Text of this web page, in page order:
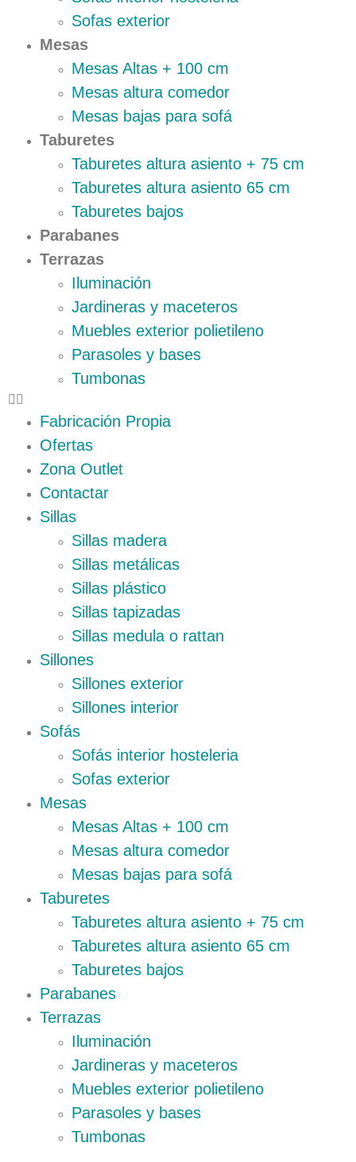
Sofas exterior
Mesas
Mesas Altas + 100 cm
Mesas altura comedor
Mesas bajas para sofá
Taburetes
Taburetes altura asiento + 75 cm
Taburetes altura asiento 65 cm
Taburetes bajos
Parabanes
Terrazas
Iluminación
Jardineras y maceteros
Muebles exterior polietileno
Parasoles y bases
Tumbonas
Fabricación Propia
Ofertas
Zona Outlet
Contactar
Sillas
Sillas madera
Sillas metálicas
Sillas plástico
Sillas tapizadas
Sillas medula o rattan
Sillones
Sillones exterior
Sillones interior
Sofás
Sofás interior hosteleria
Sofas exterior
Mesas
Mesas Altas + 100 cm
Mesas altura comedor
Mesas bajas para sofá
Taburetes
Taburetes altura asiento + 75 cm
Taburetes altura asiento 65 cm
Taburetes bajos
Parabanes
Terrazas
Iluminación
Jardineras y maceteros
Muebles exterior polietileno
Parasoles y bases
Tumbonas